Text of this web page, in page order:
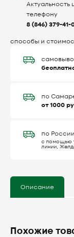
Актуальность
телефону
8 (846) 379-41-
способы и
по
от 1000
по России
с помощью
линии,
Описание
Похожие